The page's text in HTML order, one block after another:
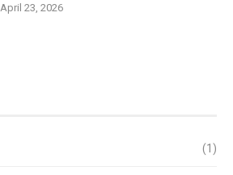
April 23, 2026
(1)